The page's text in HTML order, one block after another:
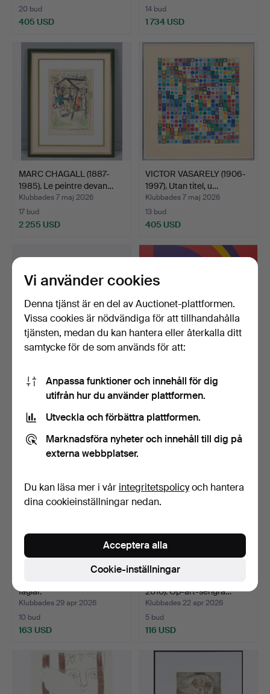
20 bud
405 USD
14 bud
1 734 USD
MARC CHAGALL (1887-
1985). Le peintre devan…
Klubbades 7 maj 2026
17 bud
2 255 USD
VICTOR VASARELY (1906-
1997). Utan titel, u…
Klubbades 7 maj 2026
13 bud
405 USD
ALMIR MAVIGNIER DA
SILVA (1925-2018). 'In …
Klubbades 6 maj 2026
2 bud
GÜNTHER DOHR (1936-
2015). Bågformad kompos…
Klubbades 2 maj 2026
4 bud
fåglar.
Klubbades 29 apr 2026
10 bud
163 USD
2010). Op-art-serigra…
Klubbades 22 apr 2026
5 bud
116 USD
Vi använder cookies
Denna tjänst är en del av Auctionet-plattformen.
Vissa cookies är nödvändiga för att tillhandahålla
tjänsten, medan du kan hantera eller återkalla ditt
samtycke för de som används för att:
Anpassa funktioner och innehåll för dig
utifrån hur du använder plattformen.
Utveckla och förbättra plattformen.
Marknadsföra nyheter och innehåll till dig på
externa webbplatser.
Du kan läsa mer i vår integritetspolicyoch hantera
dina cookieinställningar nedan.
Cookie-inställningar
Acceptera alla